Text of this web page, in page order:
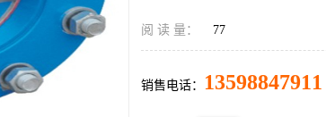
阅 读 量： 77
销售电话： 13598847911